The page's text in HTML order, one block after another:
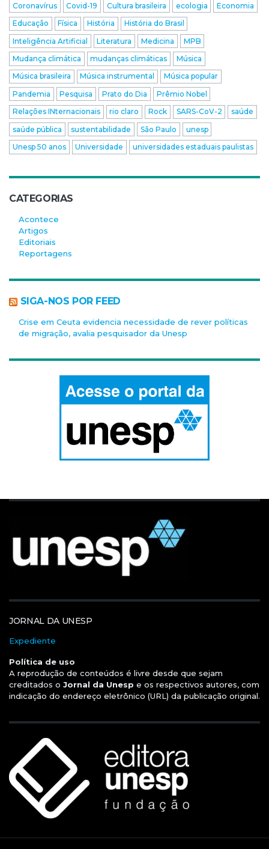
Coronavírus
Covid-19 Cultura brasileira ecologia
Economia
Educação
Física História
História do Brasil
Inteligência Artificial
Literatura Medicina
MPB
Mudança climática
mudanças climáticas
Música
Música brasileira
Música instrumental
Música popular
Pandemia
Pesquisa Prato do Dia
Prêmio Nobel
Relações INternacionais
rio claro Rock SARS-CoV-2
saúde
saúde pública
sustentabilidade São Paulo
unesp
Unesp 50 anos
Universidade universidades estaduais paulistas
CATEGORIAS
Acontece
Artigos
Editoriais
Reportagens
SIGA-NOS POR FEED
Crise em Ceuta evidencia necessidade de rever políticas
de migração, avalia pesquisador da Unesp
JORNAL DA UNESP
Expediente
Política de uso
A reprodução de conteúdos é livre desde que sejam
creditados o Jornal da Unesp e os respectivos autores, com
indicação do endereço eletrônico (URL) da publicação original.